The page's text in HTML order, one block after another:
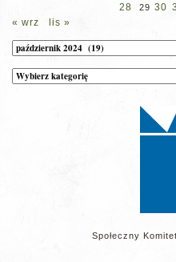
28 29 30
« wrz
lis »
Archiwum
Kategorie
wpisów
Społeczny